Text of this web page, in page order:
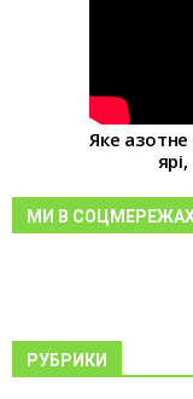
Яке
МИ В
РУБРИКИ